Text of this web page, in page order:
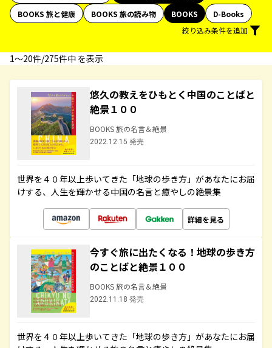
BOOKS 旅と健康
BOOKS 旅の読み物 BOOKS
D-Books
絞り込み条件を追加
1〜20件/275件中 を表示
悠久の教えをひもとく中国のことばと
絶景１００
BOOKS 旅の名言＆絶景
2022.12.15 発売
世界を４０年以上歩いてきた「地球の歩き方」があなたにお届
けする、人生を輝かせる中国の名言と癒やしの絶景集
詳細を見る
今すぐ旅に出たくなる！地球の歩き方
のことばと絶景１００
BOOKS 旅の名言＆絶景
2022.11.18 発売
世界を４０年以上歩いてきた「地球の歩き方」があなたにお届